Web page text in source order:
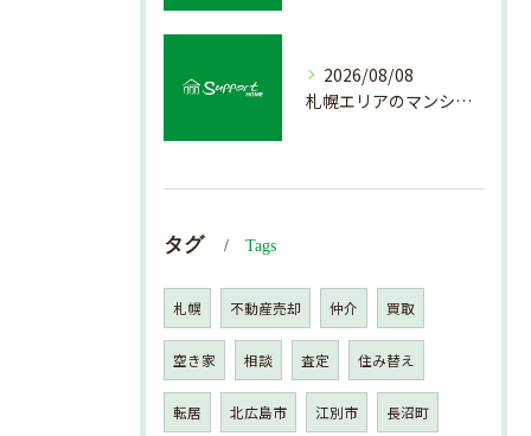
2026/08/08
札幌エリアのマンション売却で失敗しない査定の秘訣
タグ Tags
札幌 不動産売却 仲介 買取
空き家 相談 査定 住み替え
転居 北広島市 江別市 長沼町